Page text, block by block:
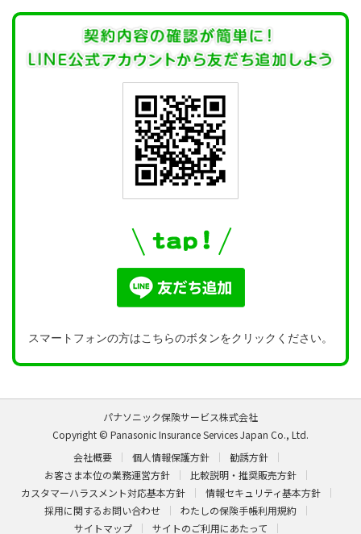
スマートフォンの方はこちらのボタンをクリックください。
パナソニック保険サービス株式会社
Copyright © Panasonic Insurance Services Japan Co., Ltd.
会社概要
個人情報保護方針
勧誘方針
お客さま本位の業務運営方針
比較説明・推奨販売方針
カスタマーハラスメント対応基本方針
情報セキュリティ基本方針
採用に関するお問い合わせ
わたしの保険手帳利用規約
サイトマップ
サイトのご利用にあたって